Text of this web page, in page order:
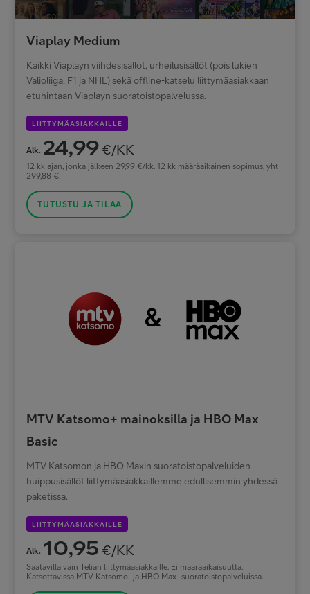
Viaplay Medium
Kaikki Viaplayn viihdesisällöt, urheilusisällöt (pois lukien
Valioliiga, F1 ja NHL) sekä offline-katselu liittymäasiakkaan
etuhintaan Viaplayn suoratoistopalvelussa.
LIITTYMÄASIAKKAILLE
Alk. 24,99 €/KK
12 kk ajan, jonka jälkeen 29,99 €/kk. 12 kk määräaikainen sopimus, yht
299,88 €.
TUTUSTU JA TILAA
MTV Katsomo+ mainoksilla ja HBO Max
Basic
MTV Katsomon ja HBO Maxin suoratoistopalveluiden
huippusisällöt liittymäasiakkaillemme edullisemmin yhdessä
paketissa.
LIITTYMÄASIAKKAILLE
Alk. 10,95 €/KK
Saatavilla vain Telian liittymäasiakkaille. Ei määräaikaisuutta.
Katsottavissa MTV Katsomo- ja HBO Max -suoratoistopalveluissa.